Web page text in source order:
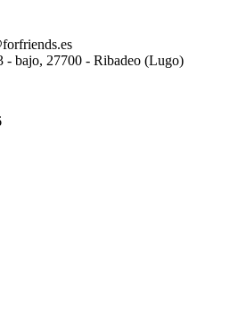
- bajo, 27700 - Ribadeo (Lugo)